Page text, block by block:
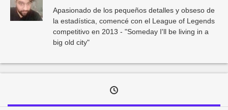
Apasionado de los pequeños detalles y obseso de
la estadística, comencé con el League of Legends
competitivo en 2013 - "Someday I'll be living in a
big old city"